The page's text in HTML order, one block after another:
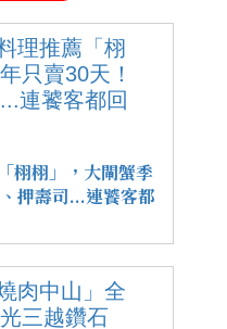
栩栩」，大閘蟹季
押壽司...連饕客都